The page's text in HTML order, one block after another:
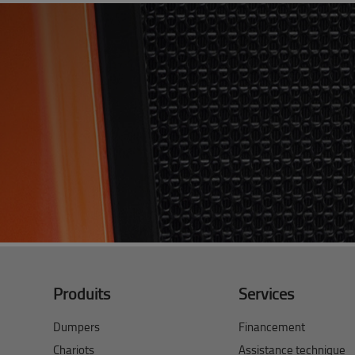
Produits
Dumpers
Chariots
Services
Financement
Assistance technique